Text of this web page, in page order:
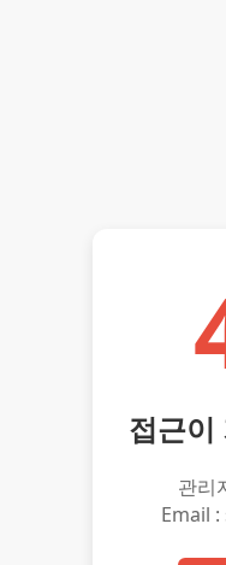
접근이
관리
Email